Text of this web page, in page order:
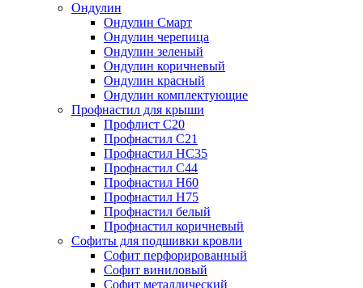
Ондулин
Ондулин Смарт
Ондулин черепица
Ондулин зеленый
Ондулин коричневый
Ондулин красный
Ондулин комплектующие
Профнастил для крыши
Профлист С20
Профнастил С21
Профнастил НС35
Профнастил С44
Профнастил Н60
Профнастил Н75
Профнастил белый
Профнастил коричневый
Софиты для подшивки кровли
Cофит перфорированный
Софит виниловый
Софит металлический